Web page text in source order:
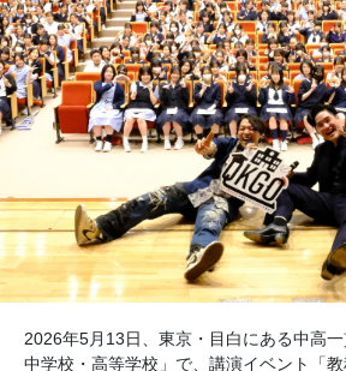
2026年5月13日、東京・目白にある中高
中学校・高等学校」で、講演イベント「